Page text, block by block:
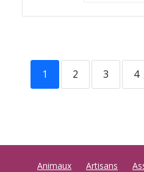
1 2 3 4
Animaux Artisans